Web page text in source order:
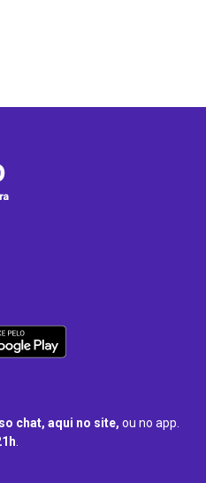
chat, aqui no site, ou no app.
.